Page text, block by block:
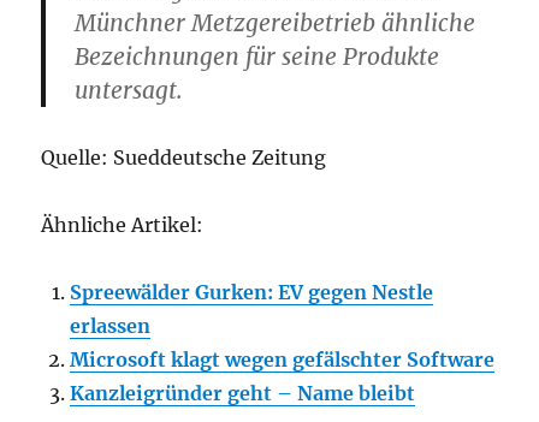
Münchner Metzgereibetrieb ähnliche
Bezeichnungen für seine Produkte
untersagt.
Quelle: Sueddeutsche Zeitung
Ähnliche Artikel:
Spreewälder Gurken: EV gegen Nestle
erlassen
Microsoft klagt wegen gefälschter Software
Kanzleigründer geht – Name bleibt